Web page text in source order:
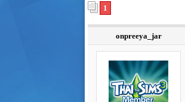
1
onpreeya_jar